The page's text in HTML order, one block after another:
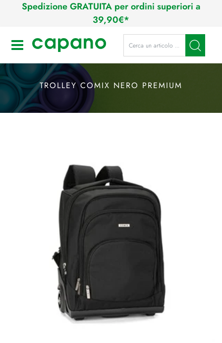
Spedizione GRATUITA per ordini superiori a
39,90€*
Open La modifica di un filtro
TROLLEY COMIX NERO PREMIUM